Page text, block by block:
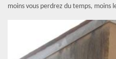
moins vous perdrez du temps, moins